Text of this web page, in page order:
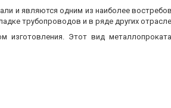
и являются одним из наиболее
трубопроводов и в ряде других
изготовления. Этот вид